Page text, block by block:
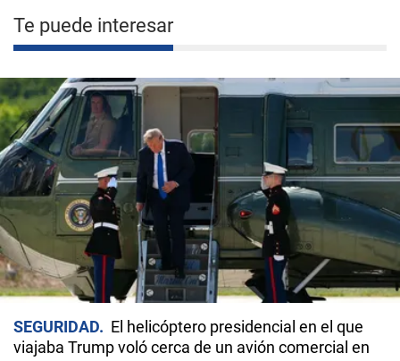
Te puede interesar
SEGURIDAD
El helicóptero presidencial en el que
viajaba Trump voló cerca de un avión comercial en